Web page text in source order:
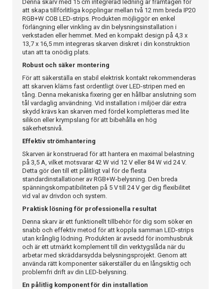
Denna skarv med 15 cm integrerad ledning är framtagen för
att skapa tillförlitliga kopplingar mellan två 12 mm breda IP20
RGB+W COB LED-strips. Produkten möjliggör en enkel
förlängning eller vinkling av din belysningsinstallation i
verkstaden eller hemmet. Med en kompakt design på 4,3 x
13,7 x 16,5 mm integreras skarven diskret i din konstruktion
utan att ta onödig plats.
Robust och säker montering
För att säkerställa en stabil elektrisk kontakt rekommenderas
att skarven kläms fast ordentligt över LED-stripen med en
tång. Denna mekaniska fixering ger en hållbar anslutning som
tål vardaglig användning. Vid installation i miljöer där extra
skydd krävs kan skarven med fördel kompletteras med lite
silikon eller krympslang för att bibehålla en hög
säkerhetsnivå.
Effektiv strömhantering
Skarven är konstruerad för att hantera en maximal belastning
på 3,5 A, vilket motsvarar 42 W vid 12 V eller 84 W vid 24 V.
Detta gör den till ett pålitligt val för de flesta
standardinstallationer av RGB+W-belysning. Den breda
spänningskompatibiliteten på 5 V till 24 V ger dig flexibilitet
vid val av drivdon och system.
Praktisk lösning för professionella resultat
Denna skarv är ett funktionellt tillbehör för dig som söker en
snabb och effektiv metod för att koppla samman LED-strips
utan krånglig lödning. Produkten är avsedd för inomhusbruk
och är ett utmärkt komplement till din verktygslåda när du
arbetar med skräddarsydda belysningsprojekt. Genom att
använda rätt komponenter säkerställer du en långsiktig och
problemfri drift av din LED-belysning.
En pålitlig komponent för din installation